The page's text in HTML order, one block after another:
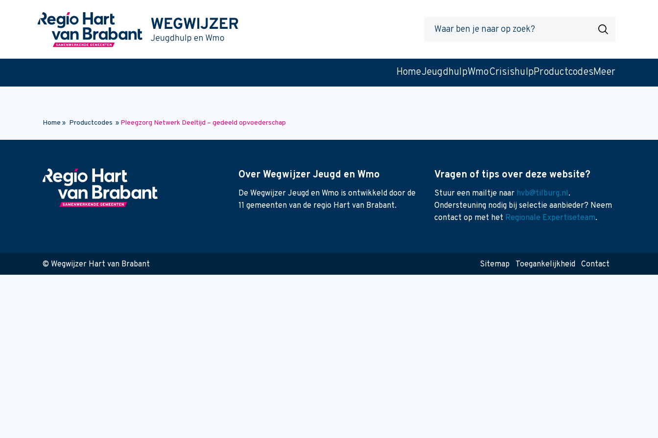
naar
op
Zoek
HomeJeugdhulpWmoCrisishulpProductcodesMeer
Home » Productcodes » Pleegzorg Netwerk Deeltijd – gedeeld opvoederschap
Over Wegwijzer Jeugd en Wmo
De Wegwijzer Jeugd en Wmo is ontwikkeld door de
11 gemeenten van de regio Hart van Brabant.
Vragen of tips over deze website?
Stuur een mailtje naar hvb@tilburg.nl.
Ondersteuning nodig bij selectie aanbieder? Neem
contact op met het Regionale Expertiseteam.
© Wegwijzer Hart van Brabant Sitemap Toegankelijkheid Contact